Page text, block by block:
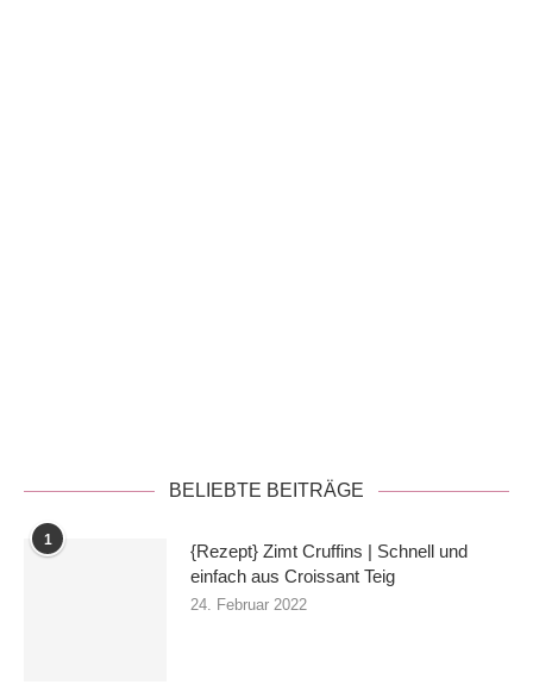
BELIEBTE BEITRÄGE
1
{Rezept} Zimt Cruffins | Schnell und
einfach aus Croissant Teig
24. Februar 2022